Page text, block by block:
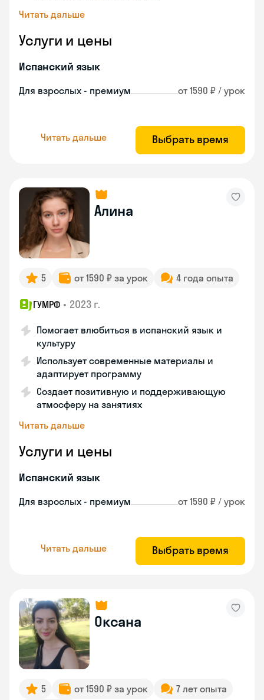
Читать дальше
Услуги и цены
Испанский язык
Для взрослых - премиум от 1590 ₽ / урок
Читать дальше Выбрать время
Алина
5 от 1590 ₽ за урок 4 года опыта
ГУМРФ • 2023 г.
Помогает влюбиться в испанский язык и
культуру
Использует современные материалы и
адаптирует программу
Создает позитивную и поддерживающую
атмосферу на занятиях
Читать дальше
Услуги и цены
Испанский язык
Для взрослых - премиум от 1590 ₽ / урок
Читать дальше Выбрать время
Оксана
5 от 1590 ₽ за урок
7 лет опыта